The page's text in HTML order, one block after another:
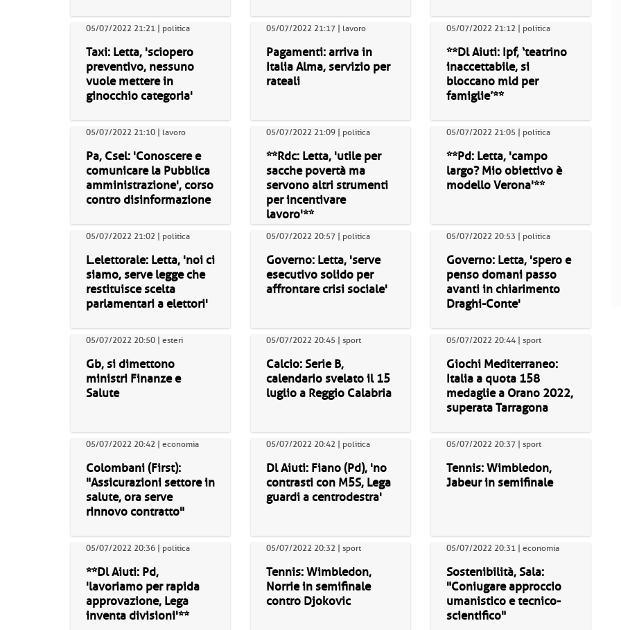
05/07/2022 21:21 | politica
Taxi: Letta, 'sciopero
preventivo, nessuno
vuole mettere in
ginocchio categoria'
05/07/2022 21:17 | lavoro
Pagamenti: arriva in
Italia Alma, servizio per
rateali
05/07/2022 21:12 | politica
**Dl Aiuti: Ipf, ‘teatrino
inaccettabile, si
bloccano mld per
famiglie’**
05/07/2022 21:10 | lavoro
Pa, Csel: 'Conoscere e
comunicare la Pubblica
amministrazione', corso
contro disinformazione
05/07/2022 21:09 | politica
**Rdc: Letta, 'utile per
sacche povertà ma
servono altri strumenti
per incentivare
lavoro'**
05/07/2022 21:05 | politica
**Pd: Letta, 'campo
largo? Mio obiettivo è
modello Verona'**
05/07/2022 21:02 | politica
L.elettorale: Letta, 'noi ci
siamo, serve legge che
restituisce scelta
parlamentari a elettori'
05/07/2022 20:57 | politica
Governo: Letta, 'serve
esecutivo solido per
affrontare crisi sociale'
05/07/2022 20:53 | politica
Governo: Letta, 'spero e
penso domani passo
avanti in chiarimento
Draghi-Conte'
05/07/2022 20:50 | esteri
Gb, si dimettono
ministri Finanze e
Salute
05/07/2022 20:45 | sport
Calcio: Serie B,
calendario svelato il 15
luglio a Reggio Calabria
05/07/2022 20:44 | sport
Giochi Mediterraneo:
Italia a quota 158
medaglie a Orano 2022,
superata Tarragona
05/07/2022 20:42 | economia
Colombani (First):
"Assicurazioni settore in
salute, ora serve
rinnovo contratto"
05/07/2022 20:42 | politica
Dl Aiuti: Fiano (Pd), 'no
contrasti con M5S, Lega
guardi a centrodestra'
05/07/2022 20:37 | sport
Tennis: Wimbledon,
Jabeur in semifinale
05/07/2022 20:36 | politica
**Dl Aiuti: Pd,
'lavoriamo per rapida
approvazione, Lega
inventa divisioni'**
05/07/2022 20:32 | sport
Tennis: Wimbledon,
Norrie in semifinale
contro Djokovic
05/07/2022 20:31 | economia
Sostenibilità, Sala:
"Coniugare approccio
umanistico e tecnico-
scientifico"